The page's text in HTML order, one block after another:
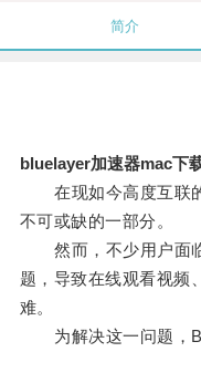
简介
bluelayer加速器mac下
在现如今高度互联的
不可或缺的一部分。
然而，不少用户面临
题，导致在线观看视频
难。
为解决这一问题，